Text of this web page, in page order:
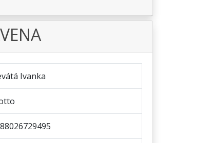
Ivanka